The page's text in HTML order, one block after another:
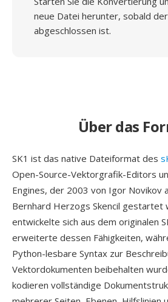
neue Datei herunter, sobald
abgeschlossen ist.
Über das
SK1 ist das native Dateiformat des
Open-Source-Vektorgrafik-Editors
Engines, der 2003 von Igor Novikov
Bernhard Herzogs Skencil gestartet
entwickelte sich aus dem originalen
erweiterte dessen Fähigkeiten,
Python-lesbare Syntax zur
Vektordokumenten beibehalten
kodieren vollständige